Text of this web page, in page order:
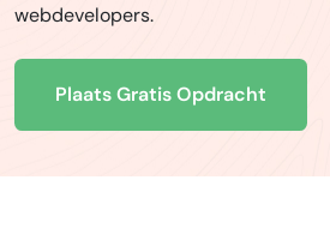
webdevelopers.
Plaats Gratis Opdracht